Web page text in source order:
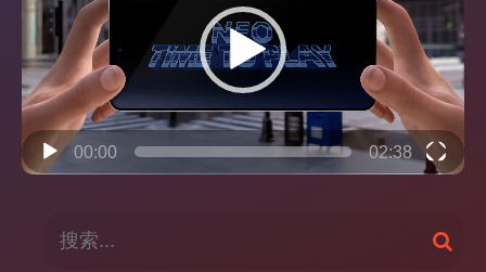
放
器
00:00 02:38
搜
索